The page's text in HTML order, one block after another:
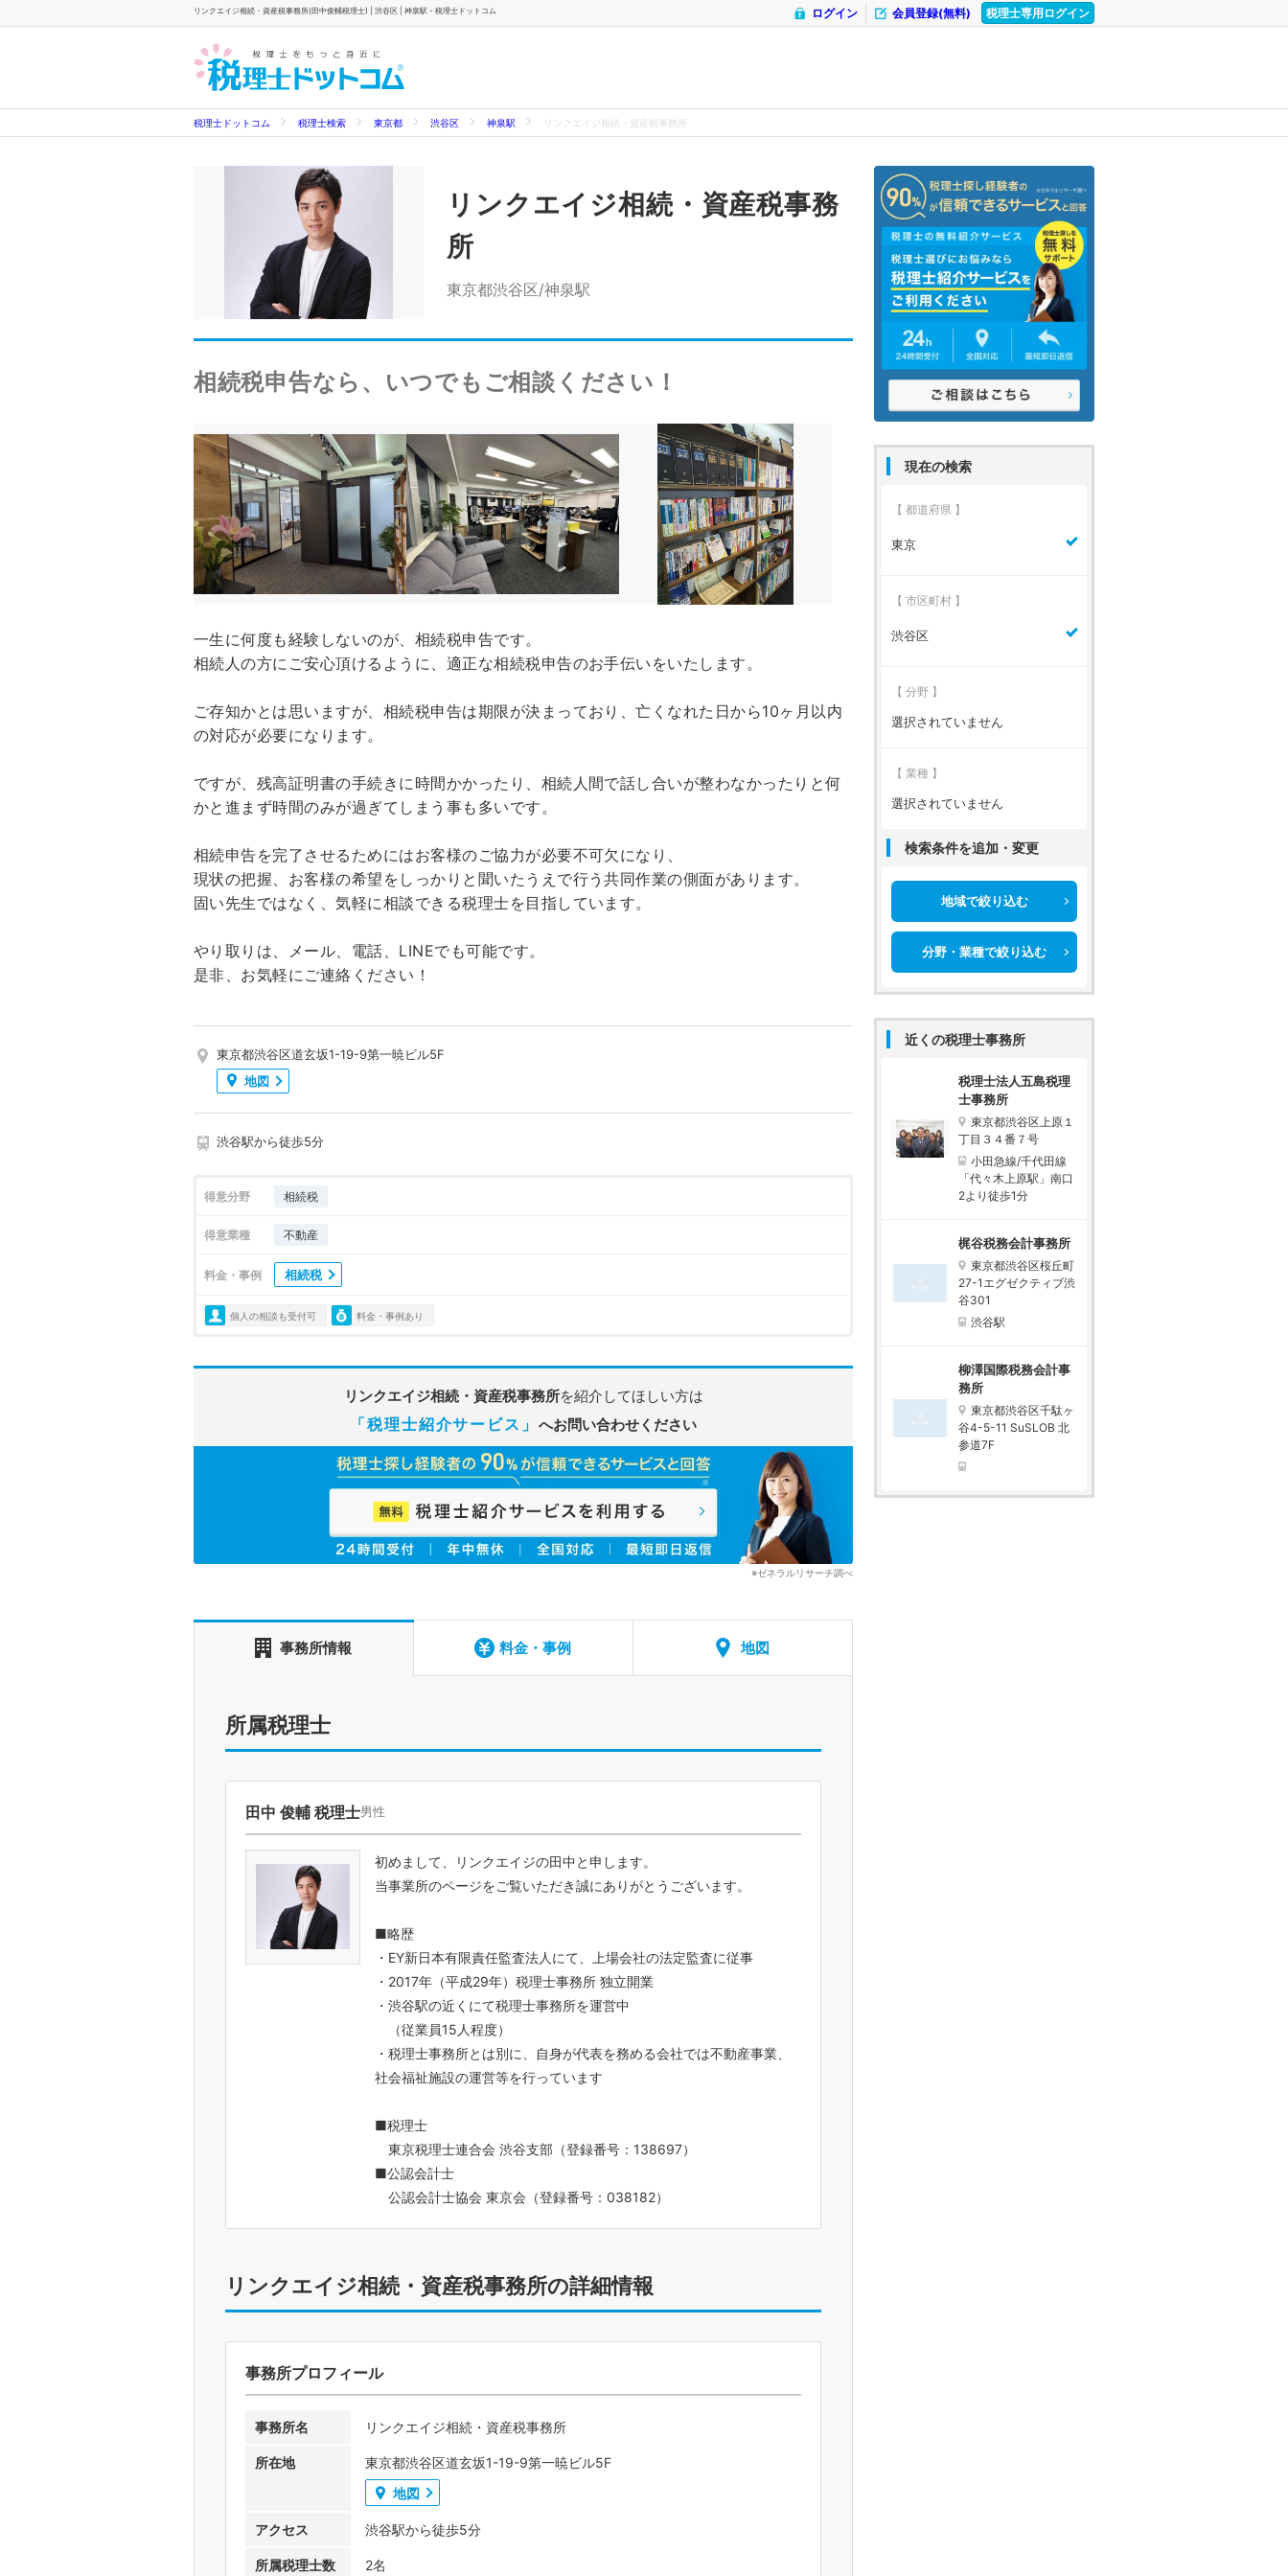
リンクエイジ相続・資産税事務所(田中俊輔税理士) | 渋谷区 | 神泉駅 - 税理士ドットコム 税理士専用ログイン
会員登録(無料)
ログイン
税理士ドットコム 税理士検索 東京都 渋谷区 神泉駅 リンクエイジ相続・資産税事務所
現在の検索
【 都道府県 】
東京
【 市区町村 】
渋谷区
【 分野 】
選択されていません
【 業種 】
選択されていません
検索条件を追加・変更
地域で絞り込む
分野・業種で絞り込む
近くの税理士事務所
税理士法人五島税理
士事務所
東京都渋谷区上原１
丁目３４番７号
小田急線/千代田線
「代々木上原駅」南口
2より徒歩1分
梶谷税務会計事務所
東京都渋谷区桜丘町
27-1エグゼクティブ渋
谷301
渋谷駅
柳澤国際税務会計事
務所
東京都渋谷区千駄ヶ
谷4-5-11 SuSLOB 北
参道7F
リンクエイジ相続・資産税事務
所
東京都渋谷区/神泉駅
相続税申告なら、いつでもご相談ください！
一生に何度も経験しないのが、相続税申告です。
相続人の方にご安心頂けるように、適正な相続税申告のお手伝いをいたします。
ご存知かとは思いますが、相続税申告は期限が決まっており、亡くなれた日から10ヶ月以内
の対応が必要になります。
ですが、残高証明書の手続きに時間かかったり、相続人間で話し合いが整わなかったりと何
かと進まず時間のみが過ぎてしまう事も多いです。
相続申告を完了させるためにはお客様のご協力が必要不可欠になり、
現状の把握、お客様の希望をしっかりと聞いたうえで行う共同作業の側面があります。
固い先生ではなく、気軽に相談できる税理士を目指しています。
やり取りは、メール、電話、LINEでも可能です。
是非、お気軽にご連絡ください！
東京都渋谷区道玄坂1-19-9第一暁ビル5F
地図
渋谷駅から徒歩5分
得意分野 相続税
得意業種 不動産
料金・事例 相続税
個人の相談も受付可 料金・事例あり
リンクエイジ相続・資産税事務所を紹介してほしい方は
「税理士紹介サービス」へお問い合わせください
※ゼネラルリサーチ調べ
事務所情報 料金・事例 地図
所属税理士
田中 俊輔 税理士男性
初めまして、リンクエイジの田中と申します。
当事業所のページをご覧いただき誠にありがとうございます。
■略歴
・EY新日本有限責任監査法人にて、上場会社の法定監査に従事
・2017年（平成29年）税理士事務所 独立開業
・渋谷駅の近くにて税理士事務所を運営中
（従業員15人程度）
・税理士事務所とは別に、自身が代表を務める会社では不動産事業、
社会福祉施設の運営等を行っています
■税理士
東京税理士連合会 渋谷支部（登録番号：138697）
■公認会計士
公認会計士協会 東京会（登録番号：038182）
リンクエイジ相続・資産税事務所の詳細情報
事務所プロフィール
事務所名 リンクエイジ相続・資産税事務所
所在地
東京都渋谷区道玄坂1-19-9第一暁ビル5F
地図
アクセス 渋谷駅から徒歩5分
所属税理士数 2名